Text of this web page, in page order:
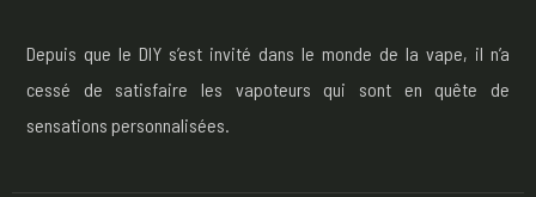
Depuis que le DIY s’est invité dans le monde de la vape, il n’a
cessé de satisfaire les vapoteurs qui sont en quête de
sensations personnalisées.